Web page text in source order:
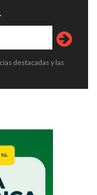
destacadas y las